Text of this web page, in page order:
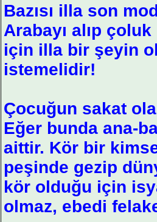
Bazısı illa son
Arabayı alıp
için illa bir şeyin
istemelidir!
Çocuğun sakat
Eğer bunda ana-
aittir. Kör bir
peşinde gezip
kör olduğu için
olmaz, ebedi